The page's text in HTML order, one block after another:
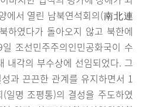
에서 열린 남북연석회의(南北連
하였다가 돌아오지 않고 북한에
조선민주주의인민공화국이 수
내각의 부수상에 선임되었다. 그
과 끈끈한 관계를 유지하면서 1
일명 조평통)의 결성을 주도하였